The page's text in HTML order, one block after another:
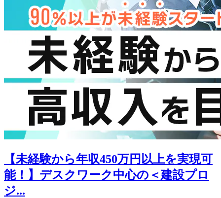
【未経験から年収450万円以上を実現可
能！】デスクワーク中心の＜建設プロ
ジ...